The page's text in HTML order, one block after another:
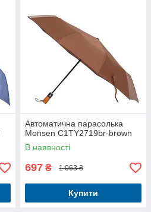
Автоматична парасолька
Monsen C1TY2719br-brown
В наявності
697 ₴ 1 063 ₴
Купити